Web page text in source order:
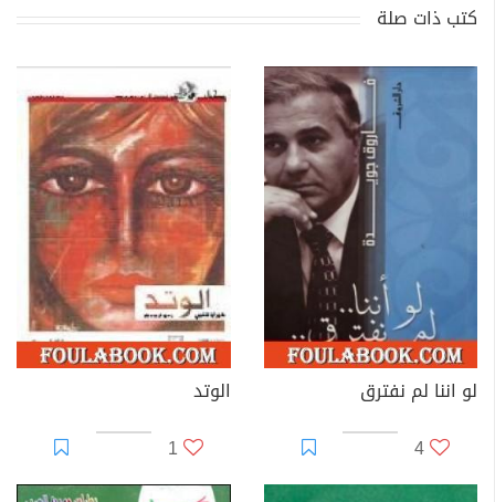
كتب ذات صلة
لو اننا لم نفترق
4
الوتد
1